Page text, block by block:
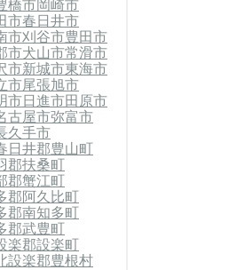
橋市岡崎市
市春日井市
市刈谷市豊田市
市犬山市常滑市
市新城市東海市
市尾張旭市
市日進市田原市
古屋市弥富市
久手市
日井郡豊山町
郡扶桑町
郡蟹江町
郡阿久比町
郡南知多町
郡武豊町
楽郡設楽町
設楽郡豊根村